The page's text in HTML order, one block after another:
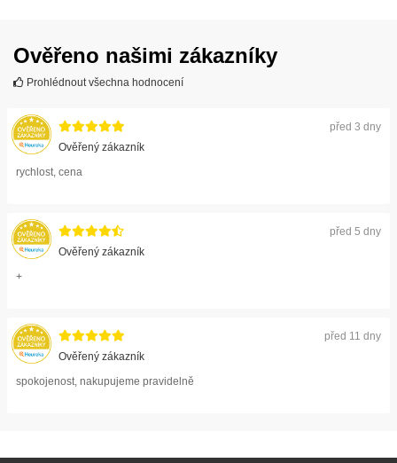
Ověřeno našimi zákazníky
Prohlédnout všechna hodnocení
před 3 dny
Ověřený zákazník
rychlost, cena
před 5 dny
Ověřený zákazník
+
před 11 dny
Ověřený zákazník
spokojenost, nakupujeme pravidelně